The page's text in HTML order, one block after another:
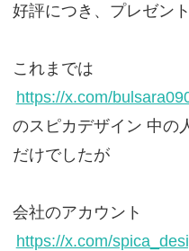
好評につき、プレゼン
これまでは
https://x.com/
のスピカデザイン 中
だけでしたが
会社のアカウント
https://x.com/